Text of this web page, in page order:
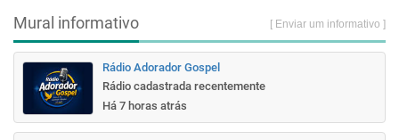
Mural informativo [ Enviar um informativo ]
Rádio Adorador Gospel
Rádio cadastrada recentemente
Há 7 horas atrás